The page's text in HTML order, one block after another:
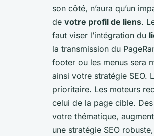
son côté, n’aura qu’un
de votre profil de liens.
faut viser l’intégration du
la transmission du
footer ou les menus sera
ainsi votre stratégie SEO.
prioritaire. Les moteurs
celui de la page cible. Des
votre thématique,
une stratégie SEO